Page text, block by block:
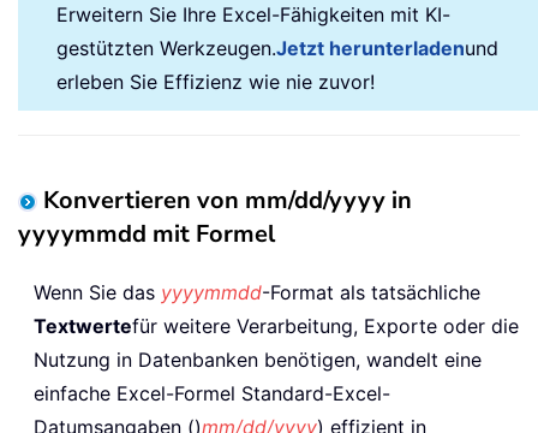
Erweitern Sie Ihre Excel-Fähigkeiten mit KI-
gestützten Werkzeugen.Jetzt herunterladenund
erleben Sie Effizienz wie nie zuvor!
Konvertieren von mm/dd/yyyy in
yyyymmdd mit Formel
Wenn Sie das yyyymmdd-Format als tatsächliche
Textwertefür weitere Verarbeitung, Exporte oder die
Nutzung in Datenbanken benötigen, wandelt eine
einfache Excel-Formel Standard-Excel-
Datumsangaben ()mm/dd/yyyy) effizient in